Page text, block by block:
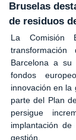
Bruselas
de residuos
La Comisión
Barcelona a
fondos
innovación en la
parte del Plan
persigue
implantación
gestión.